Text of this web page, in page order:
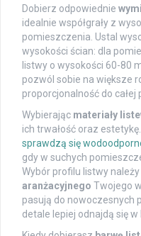
Dobierz odpowiednie
idealnie współgrały z
pomieszczenia. Ustal
wysokości ścian: dla
listwy o wysokości 60-80
pozwól sobie na większe
proporcjonalność do całej
Wybierając materiały
ich trwałość oraz
sprawdzą się
gdy w suchych
Wybór profilu listwy
aranżacyjnego Twojego
pasują do
detale lepiej odnajdą się